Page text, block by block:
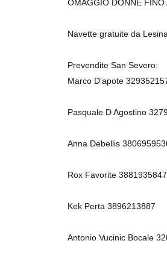
OMAGGIO DONNE FINO
Navette gratuite da
Prevendite San Severo:
Marco D'apote
Pasquale D Agostino
Anna Debellis
Rox Favorite 3881935847
Kek Perta 3896213887
Antonio Vucinic Bocale